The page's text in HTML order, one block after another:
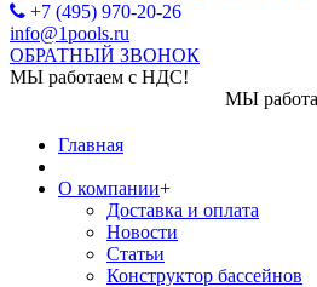
+7 (495) 970-20-26
info@1pools.ru
ОБРАТНЫЙ ЗВОНОК
МЫ работаем с НДС!
МЫ работаем с НДС!
Главная
О компании+
Доставка и оплата
Новости
Статьи
Конструктор бассейнов